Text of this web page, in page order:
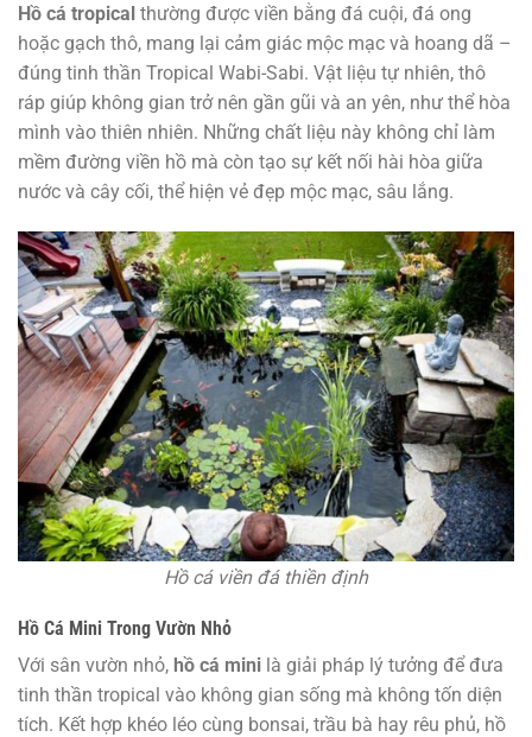
Hồ cá tropical thường được viền bằng đá cuội, đá ong
hoặc gạch thô, mang lại cảm giác mộc mạc và hoang dã –
đúng tinh thần Tropical Wabi-Sabi. Vật liệu tự nhiên, thô
ráp giúp không gian trở nên gần gũi và an yên, như thể hòa
mình vào thiên nhiên. Những chất liệu này không chỉ làm
mềm đường viền hồ mà còn tạo sự kết nối hài hòa giữa
nước và cây cối, thể hiện vẻ đẹp mộc mạc, sâu lắng.
Hồ cá viền đá thiền định
Hồ Cá Mini Trong Vườn Nhỏ
Với sân vườn nhỏ, hồ cá mini là giải pháp lý tưởng để đưa
tinh thần tropical vào không gian sống mà không tốn diện
tích. Kết hợp khéo léo cùng bonsai, trầu bà hay rêu phủ, hồ